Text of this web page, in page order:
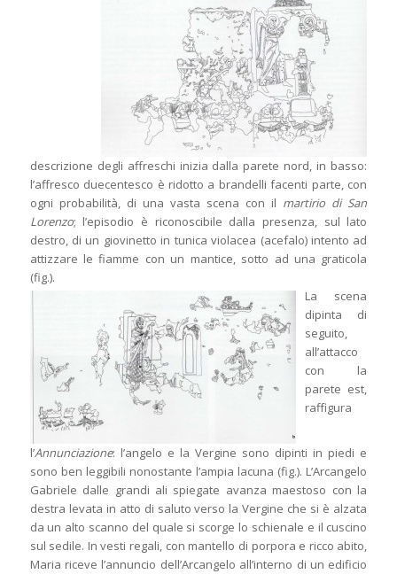
descrizione degli affreschi inizia dalla parete nord, in basso:
l’affresco duecentesco è ridotto a brandelli facenti parte, con
ogni probabilità, di una vasta scena con il martirio di San
Lorenzo; l’episodio è riconoscibile dalla presenza, sul lato
destro, di un giovinetto in tunica violacea (acefalo) intento ad
attizzare le fiamme con un mantice, sotto ad una graticola
(fig.).
La scena
dipinta di
seguito,
all’attacco
con la
parete est,
raffigura
l’Annunciazione: l’angelo e la Vergine sono dipinti in piedi e
sono ben leggibili nonostante l’ampia lacuna (fig.). L’Arcangelo
Gabriele dalle grandi ali spiegate avanza maestoso con la
destra levata in atto di saluto verso la Vergine che si è alzata
da un alto scanno del quale si scorge lo schienale e il cuscino
sul sedile. In vesti regali, con mantello di porpora e ricco abito,
Maria riceve l’annuncio dell’Arcangelo all’interno di un edificio